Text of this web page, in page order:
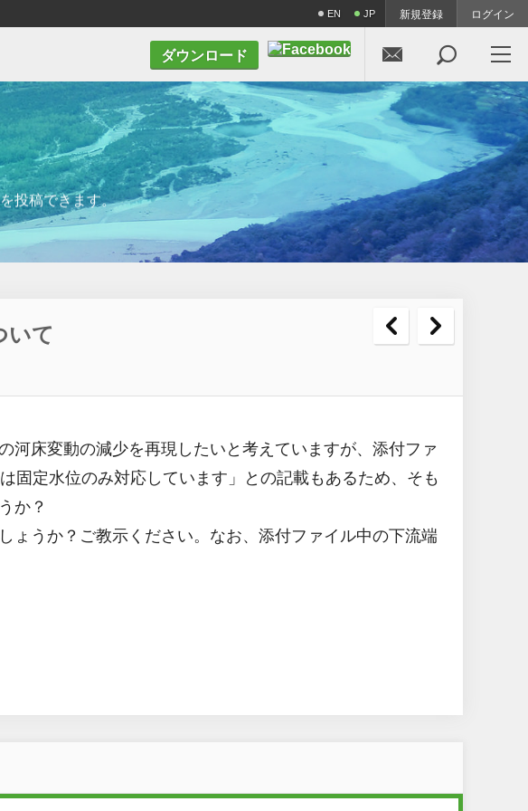
EN JP 新規登録 ログイン
ダウンロード  
投稿できます。
いて  
河床変動の減少を再現したいと考えていますが、添付ファ
固定水位のみ対応しています」との記載もあるため、そも
か？
うか？ご教示ください。なお、添付ファイル中の下流端